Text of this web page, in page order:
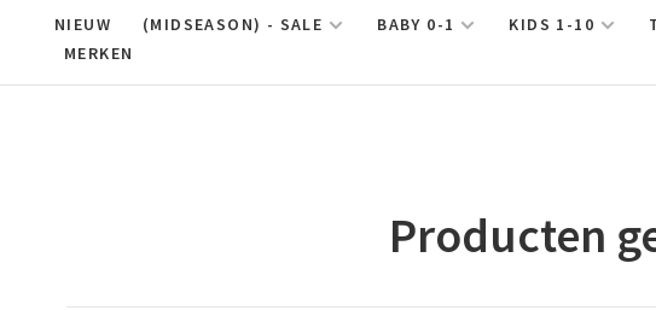
NIEUW (MIDSEASON) - SALE BABY 0-1 KIDS 1-10
MERKEN
Producten